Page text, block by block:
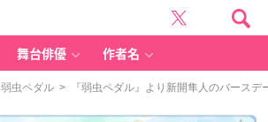
舞台俳優 作者名
弱虫ペダル > 『弱虫ペダル』より新開隼人のバースデ